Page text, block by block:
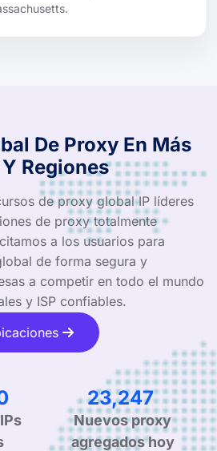
De Proxy En Más
Regiones
de proxy global IP líderes
de proxy totalmente
a los usuarios para
de forma segura y
a competir en todo el mundo
y ISP confiables.
37,118
Nuevos proxy
agregados hoy